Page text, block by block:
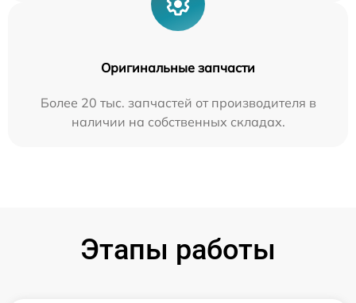
Оригинальные запчасти
Более 20 тыс. запчастей от производителя в
наличии на собственных складах.
Этапы работы